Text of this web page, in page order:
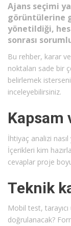
Ajans seçimi
görüntülerine
yönetildiği,
sonrası
Bu rehber, karar
noktaları sade bir
belirlemek
inceleyebilirsiniz.
Kapsam
İhtiyaç analizi
İçerikleri kim
cevaplar proje
Teknik
Mobil test,
doğrulanacak?